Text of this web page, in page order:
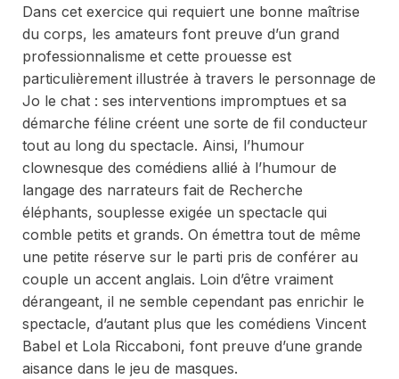
Dans cet exercice qui requiert une bonne maîtrise
du corps, les amateurs font preuve d’un grand
professionnalisme et cette prouesse est
particulièrement illustrée à travers le personnage de
Jo le chat : ses interventions impromptues et sa
démarche féline créent une sorte de fil conducteur
tout au long du spectacle. Ainsi, l’humour
clownesque des comédiens allié à l’humour de
langage des narrateurs fait de Recherche
éléphants, souplesse exigée un spectacle qui
comble petits et grands. On émettra tout de même
une petite réserve sur le parti pris de conférer au
couple un accent anglais. Loin d’être vraiment
dérangeant, il ne semble cependant pas enrichir le
spectacle, d’autant plus que les comédiens Vincent
Babel et Lola Riccaboni, font preuve d’une grande
aisance dans le jeu de masques.